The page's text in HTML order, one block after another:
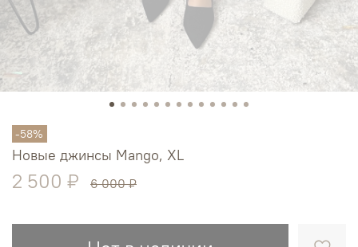
-58%
Новые джинсы Mango, XL
2 500 ₽ 6 000 ₽